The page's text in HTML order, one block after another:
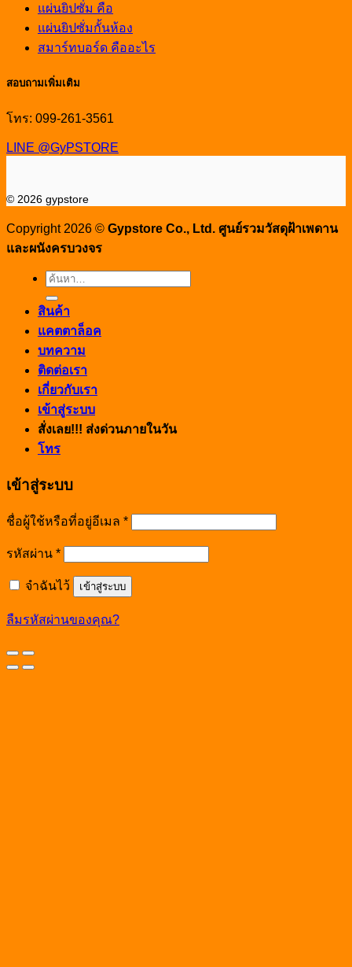
แผ่นยิปซั่ม คือ
แผ่นยิปซั่มกั้นห้อง
สมาร์ทบอร์ด คืออะไร
สอบถามเพิ่มเติม
โทร: 099-261-3561
LINE @GyPSTORE
© 2026 gypstore
Copyright 2026 © Gypstore Co., Ltd. ศูนย์รวมวัสดุฝ้าเพดาน
และผนังครบวงจร
ค้นหา:
สินค้า
แคตตาล็อค
บทความ
ติดต่อเรา
เกี่ยวกับเรา
เข้าสู่ระบบ
สั่งเลย!!! ส่งด่วนภายในวัน
โทร
เข้าสู่ระบบ
ชื่อผู้ใช้หรือที่อยู่อีเมล *
รหัสผ่าน *
จำฉันไว้ เข้าสู่ระบบ
ลืมรหัสผ่านของคุณ?